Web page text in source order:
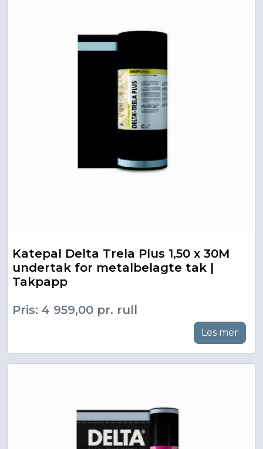
Katepal Delta Trela Plus 1,50 x 30M
undertak for metalbelagte tak |
Takpapp
Pris: 4 959,00 pr. rull
Les mer